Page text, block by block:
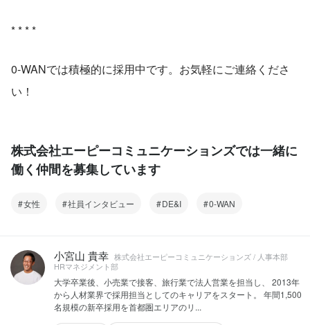
* * * *
0-WANでは積極的に採用中です。お気軽にご連絡くださ
い！
株式会社エーピーコミュニケーションズでは一緒に
働く仲間を募集しています
女性 社員インタビュー DE&I 0-WAN
小宮山 貴幸 株式会社エーピーコミュニケーションズ / 人事本部
HRマネジメント部
大学卒業後、小売業で接客、旅行業で法人営業を担当し、 2013年
から人材業界で採用担当としてのキャリアをスタート。 年間1,500
名規模の新卒採用を首都圏エリアのリ...